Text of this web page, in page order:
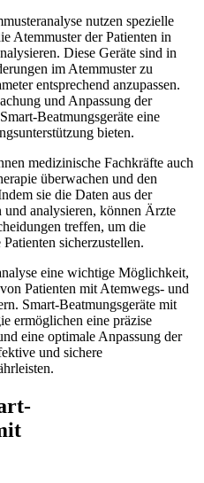
nutzen spezielle
Atemmuster der Patienten in
Diese Geräte sind in
im Atemmuster zu
entsprechend anzupassen.
und Anpassung der
Beatmungsgeräte eine
bieten.
medizinische Fachkräfte auch
überwachen und den
sie die Daten aus der
und analysieren, können Ärzte
treffen, um die
sicherzustellen.
eine wichtige Möglichkeit,
Patienten mit Atemwegs- und
Smart-Beatmungsgeräte mit
ermöglichen eine präzise
eine optimale Anpassung der
und sichere